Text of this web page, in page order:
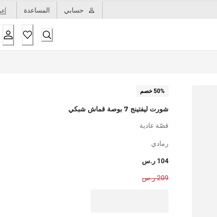
حسابي المساعدة
50% خصم
شورت ليفتينج 7 بوصة قماش شبكي
قصّة عادية
رمادي
104 ر.س
209 ر.س